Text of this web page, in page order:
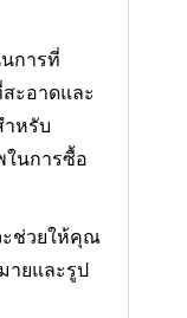
การที่
ะอาดและ
หรับ
ในการซื้อ
ะช่วยให้คุณ
ายและรูป